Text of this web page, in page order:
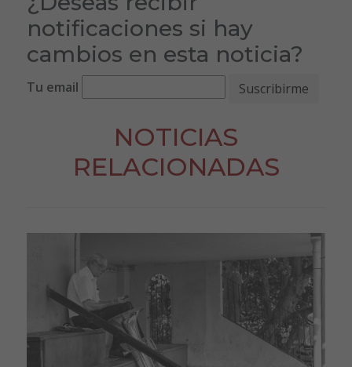
notificaciones si hay
cambios en esta noticia?
Tu email
NOTICIAS
RELACIONADAS